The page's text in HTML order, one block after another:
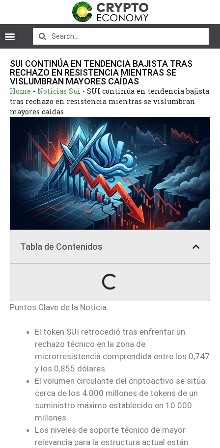
SUI CONTINÚA EN TENDENCIA BAJISTA TRAS
RECHAZO EN RESISTENCIA MIENTRAS SE
VISLUMBRAN MAYORES CAÍDAS
Home - Noticias Sui - SUI continúa en tendencia bajista
tras rechazo en resistencia mientras se vislumbran
mayores caídas
Tabla de Contenidos
Puntos Clave de la Noticia:
El token SUI retrocedió tras enfrentar un
rechazo técnico en la zona de
microrresistencia comprendida entre los 0,747
y los 0,855 dólares.
El volumen circulante del criptoactivo se sitúa
cerca de los 4.000 millones de tokens de un
suministro máximo establecido en 10.000
millones.
Los niveles de soporte técnico de mayor
relevancia para la estructura actual están